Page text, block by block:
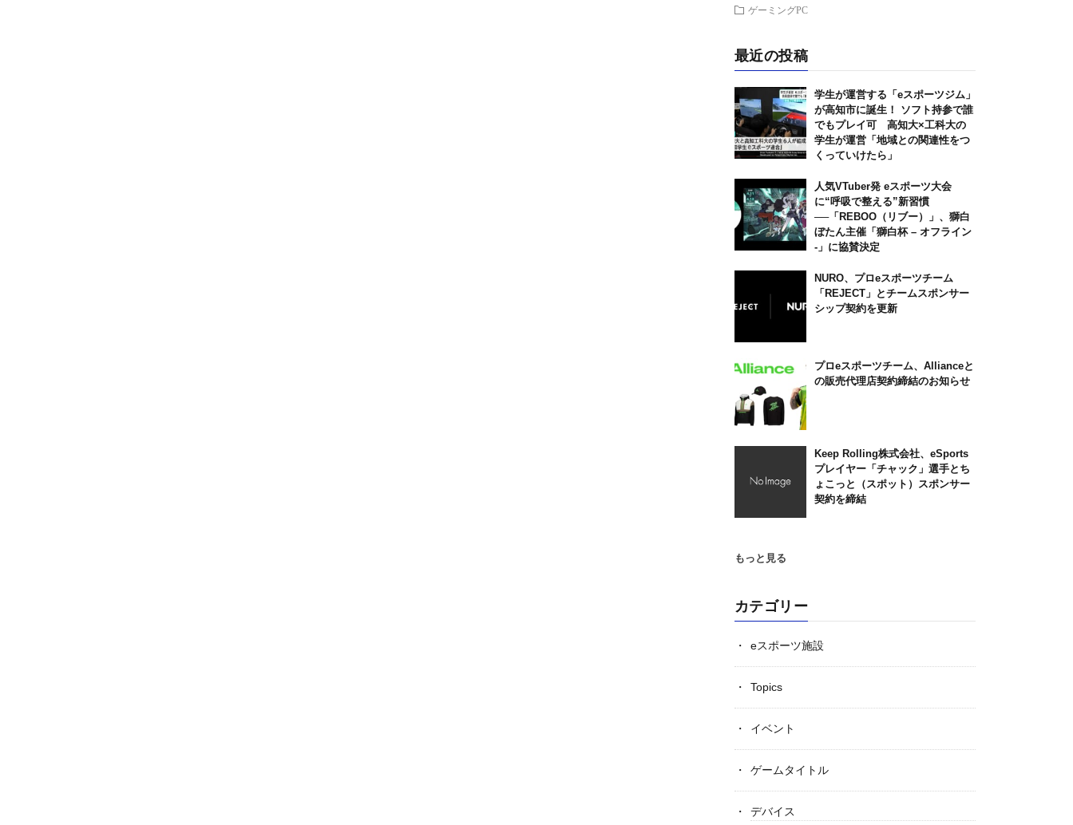
ゲーミングPC
最近の投稿
学生が運営する「eスポーツジム」
が高知市に誕生！ ソフト持参で誰
でもプレイ可 高知大×工科大の
学生が運営「地域との関連性をつ
くっていけたら」
人気VTuber発 eスポーツ大会
に“呼吸で整える”新習慣
──「REBOO（リブー）」、獅白
ぼたん主催「獅白杯 – オフライン
-」に協賛決定
NURO、プロeスポーツチーム
「REJECT」とチームスポンサー
シップ契約を更新
プロeスポーツチーム、Allianceと
の販売代理店契約締結のお知らせ
Keep Rolling株式会社、eSports
プレイヤー「チャック」選手とち
ょこっと（スポット）スポンサー
契約を締結
もっと見る
カテゴリー
eスポーツ施設
Topics
イベント
ゲームタイトル
デバイス